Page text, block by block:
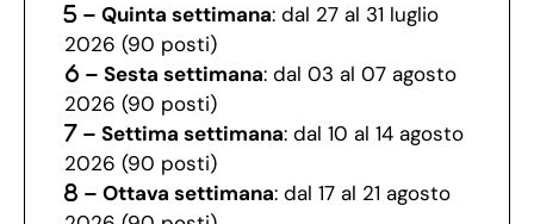
– Quinta settimana: dal 27 al 31 luglio
2026 (90 posti)
– Sesta settimana: dal 03 al 07 agosto
2026 (90 posti)
– Settima settimana: dal 10 al 14 agosto
2026 (90 posti)
– Ottava settimana: dal 17 al 21 agosto